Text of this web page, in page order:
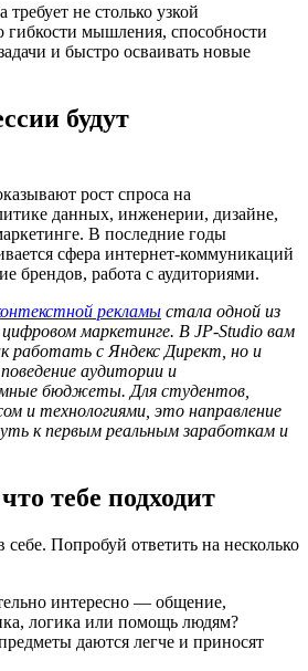
не столько узкой
гибкости мышления, способности
и быстро осваивать новые
будут
рост спроса на
данных, инженерии, дизайне,
В последние годы
сфера интернет-коммуникаций
брендов, работа с аудиториями.
рекламы стала одной из
маркетинге. В JP-Studio вам
работать с Яндекс Директ, но и
аудитории и
бюджеты. Для студентов,
и технологиями, это направление
к первым реальным заработкам и
тебе подходит
Попробуй ответить на несколько
интересно — общение,
логика или помощь людям?
даются легче и приносят